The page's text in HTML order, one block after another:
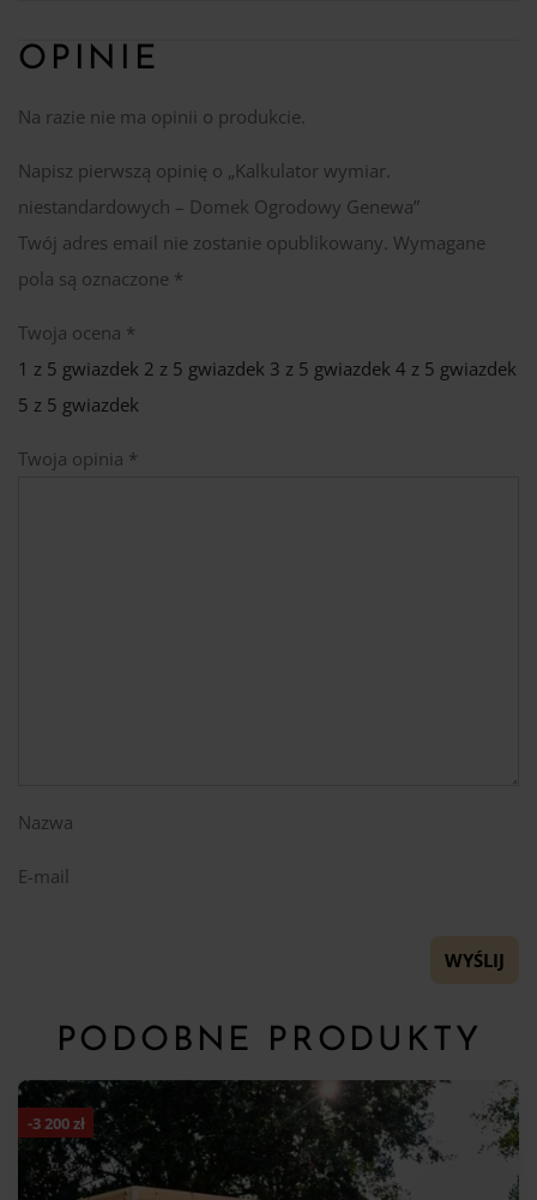
OPINIE
Na razie nie ma opinii o produkcie.
Napisz pierwszą opinię o „Kalkulator wymiar.
niestandardowych – Domek Ogrodowy Genewa”
Twój adres email nie zostanie opublikowany. Wymagane
pola są oznaczone *
Twoja ocena *
1 z 5 gwiazdek 2 z 5 gwiazdek 3 z 5 gwiazdek 4 z 5 gwiazdek
5 z 5 gwiazdek
Twoja opinia *
Nazwa
E-mail
PODOBNE PRODUKTY
-3 200zł